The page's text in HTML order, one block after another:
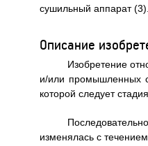
сушильный аппарат (3).
Описание
Изобретение
и/или промышленных
которой следует
изменялась с